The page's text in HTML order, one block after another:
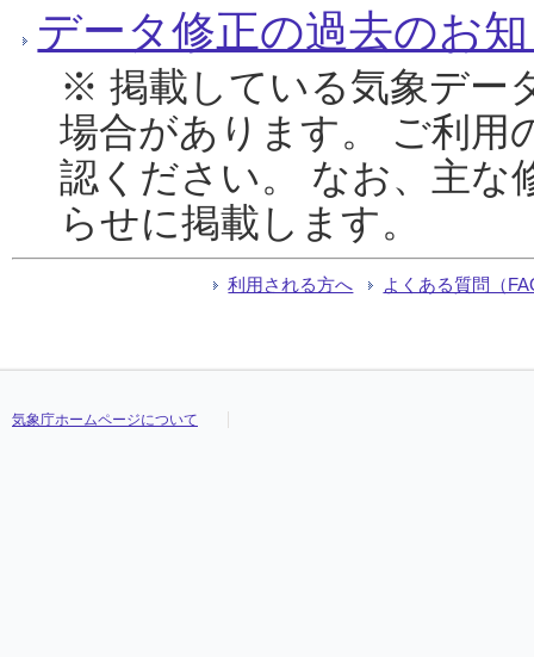
データ修正の過去のお
※ 掲載している気象デー
場合があります。 ご利用
認ください。 なお、主な
らせに掲載します。
利用される方へ よくある質問（
気象庁ホームページについて